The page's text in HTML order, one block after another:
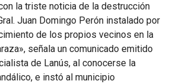
la triste noticia de la destrucción
Juan Domingo Perón instalado por
de los propios vecinos en la
señala un comunicado emitido
de Lanús, al conocerse la
e instó al municipio